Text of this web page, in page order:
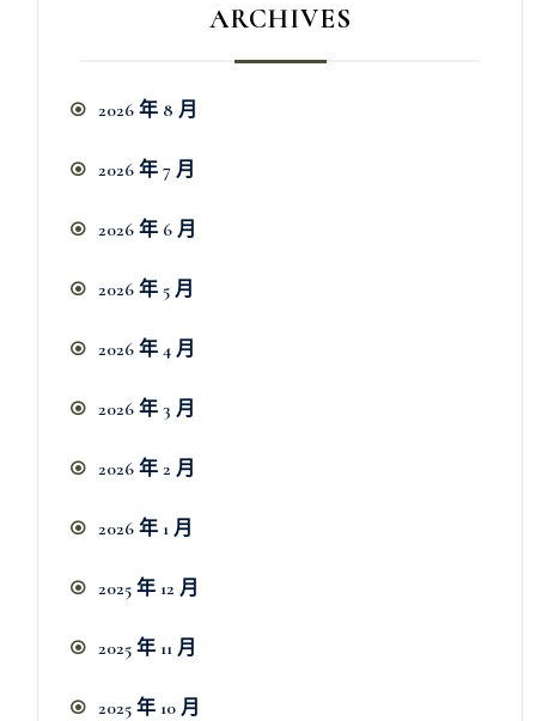
ARCHIVES
2026 年 8 月
2026 年 7 月
2026 年 6 月
2026 年 5 月
2026 年 4 月
2026 年 3 月
2026 年 2 月
2026 年 1 月
2025 年 12 月
2025 年 11 月
2025 年 10 月